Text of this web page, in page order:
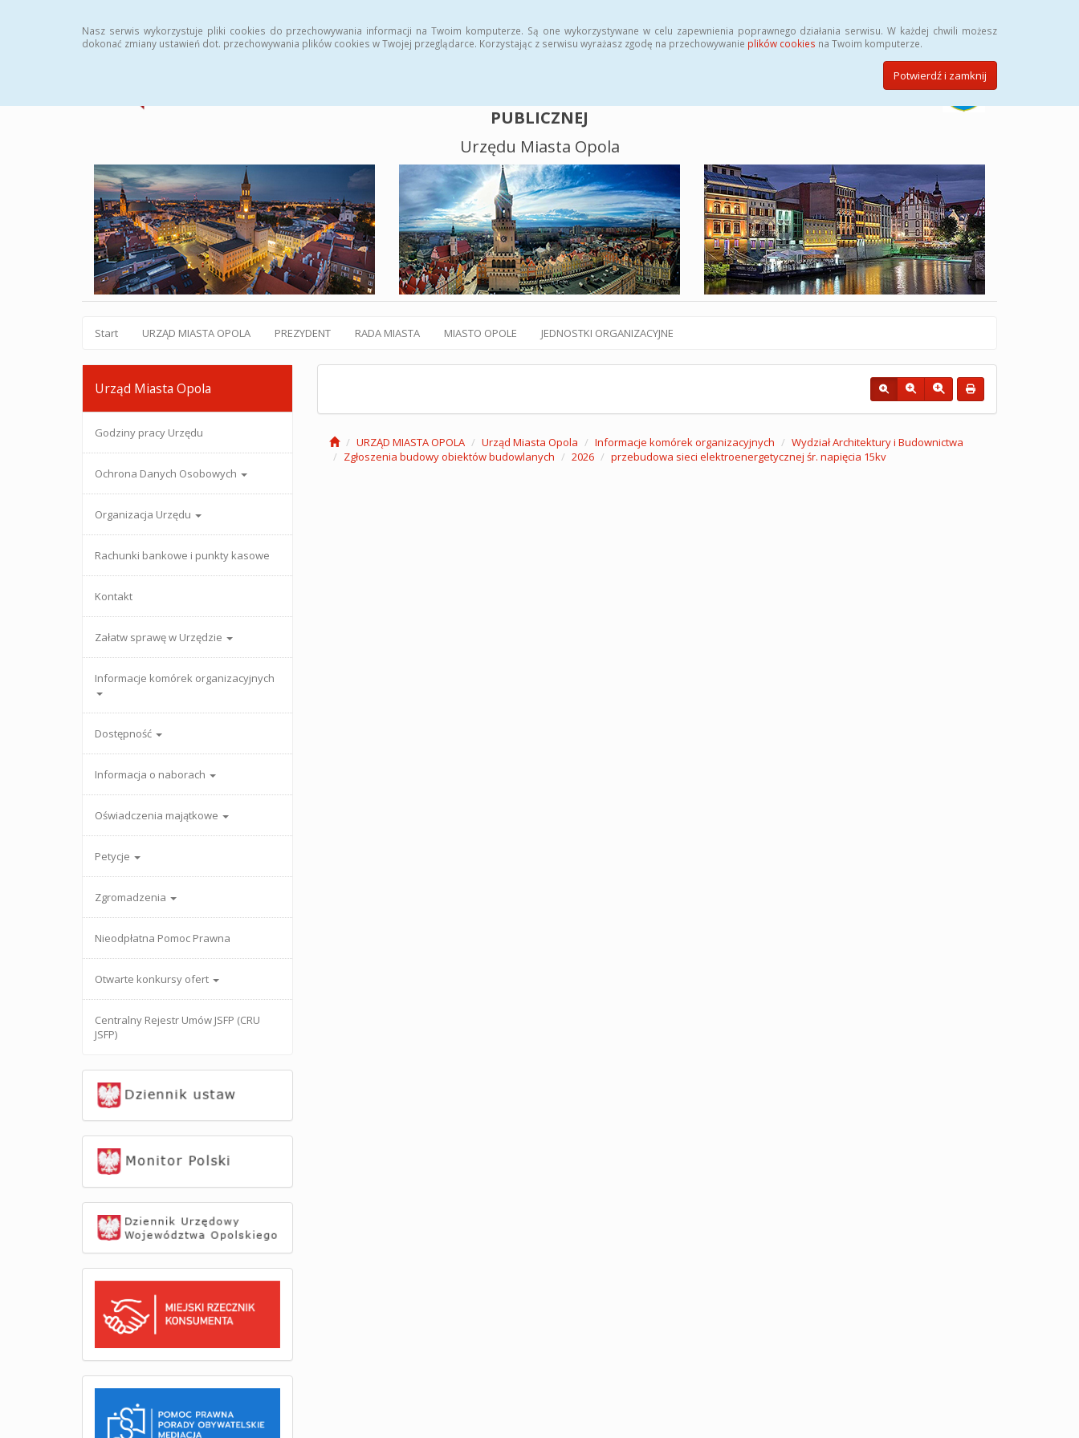
Nasz serwis wykorzystuje pliki cookies do przechowywania informacji na Twoim komputerze. Są one wykorzystywane w celu zapewnienia poprawnego działania serwisu. W każdej chwili możesz
dokonać zmiany ustawień dot. przechowywania plików cookies w Twojej przeglądarce. Korzystając z serwisu wyrażasz zgodę na przechowywanie plików cookies na Twoim komputerze.
Potwierdź i zamknij
PUBLICZNEJ
Urzędu Miasta Opola
Start URZĄD MIASTA OPOLA PREZYDENT RADA MIASTA MIASTO OPOLE JEDNOSTKI ORGANIZACYJNE
Urząd Miasta Opola
Godziny pracy Urzędu
Ochrona Danych Osobowych
Organizacja Urzędu
Rachunki bankowe i punkty kasowe
Kontakt
Załatw sprawę w Urzędzie
Informacje komórek organizacyjnych
Dostępność
Informacja o naborach
Oświadczenia majątkowe
Petycje
Zgromadzenia
Nieodpłatna Pomoc Prawna
Otwarte konkursy ofert
Centralny Rejestr Umów JSFP (CRU
JSFP)
URZĄD MIASTA OPOLA Urząd Miasta Opola Informacje komórek organizacyjnych
Wydział Architektury i Budownictwa
Zgłoszenia budowy obiektów budowlanych
2026 przebudowa sieci elektroenergetycznej śr. napięcia 15kv